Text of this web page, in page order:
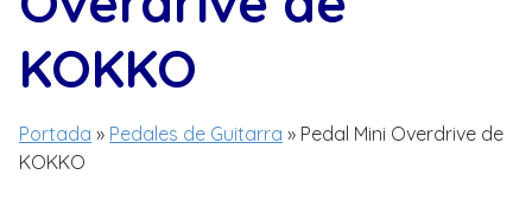
KOKKO
Portada » Pedales de Guitarra » Pedal Mini Overdrive de
KOKKO